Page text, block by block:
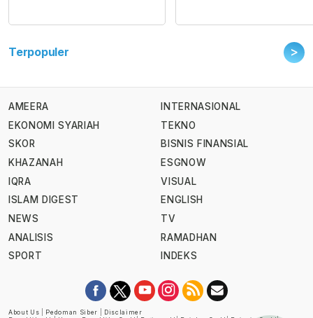
Terpopuler >
AMEERA
EKONOMI SYARIAH
SKOR
KHAZANAH
IQRA
ISLAM DIGEST
NEWS
ANALISIS
SPORT
INTERNASIONAL
TEKNO
BISNIS FINANSIAL
ESGNOW
VISUAL
ENGLISH
TV
RAMADHAN
INDEKS
About Us Pedoman Siber
Disclaimer